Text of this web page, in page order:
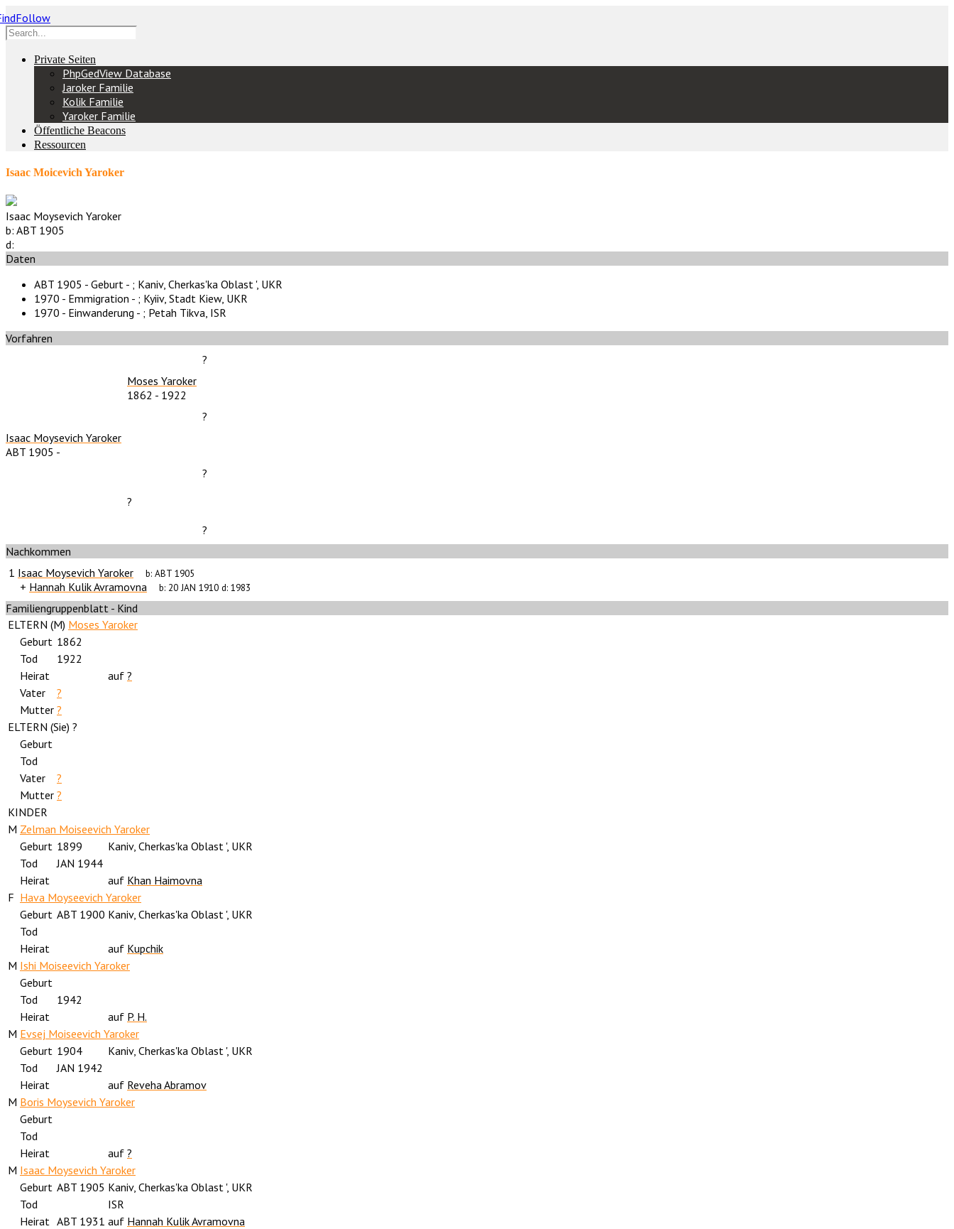
Private Seiten
PhpGedView Database
Jaroker Familie
Kolik Familie
Yaroker Familie
Öffentliche Beacons
Ressourcen
Isaac Moicevich Yaroker
Isaac Moysevich Yaroker
b: ABT 1905
d:
Daten
ABT 1905 - Geburt - ; Kaniv, Cherkas'ka Oblast ', UKR
1970 - Emmigration - ; Kyiiv, Stadt Kiew, UKR
1970 - Einwanderung - ; Petah Tikva, ISR
Vorfahren
?
Moses Yaroker
1862 - 1922
?
Isaac Moysevich Yaroker
ABT 1905 -
?
?
?
Nachkommen
1 Isaac Moysevich Yaroker b:ABT 1905
+ Hannah Kulik Avramovna b: 20 JAN 1910 d:1983
Familiengruppenblatt - Kind
ELTERN (M) Moses Yaroker
Geburt 1862
Tod
1922
Heirat
auf ?
Vater
?
Mutter ?
ELTERN (Sie) ?
Geburt
Tod
Vater
?
Mutter ?
KINDER
M Zelman Moiseevich Yaroker
Geburt 1899
Kaniv, Cherkas'ka Oblast ', UKR
Tod
JAN 1944
Heirat
auf Khan Haimovna
F Hava Moyseevich Yaroker
Geburt ABT 1900 Kaniv, Cherkas'ka Oblast ', UKR
Tod
Heirat
auf Kupchik
M Ishi Moiseevich Yaroker
Geburt
Tod
1942
Heirat
auf P. H.
M Evsej Moiseevich Yaroker
Geburt 1904
Kaniv, Cherkas'ka Oblast ', UKR
Tod
JAN 1942
Heirat
auf Reveha Abramov
M Boris Moysevich Yaroker
Geburt
Tod
Heirat
auf ?
M Isaac Moysevich Yaroker
Geburt ABT 1905 Kaniv, Cherkas'ka Oblast ', UKR
Tod
ISR
Heirat ABT 1931 auf Hannah Kulik Avramovna